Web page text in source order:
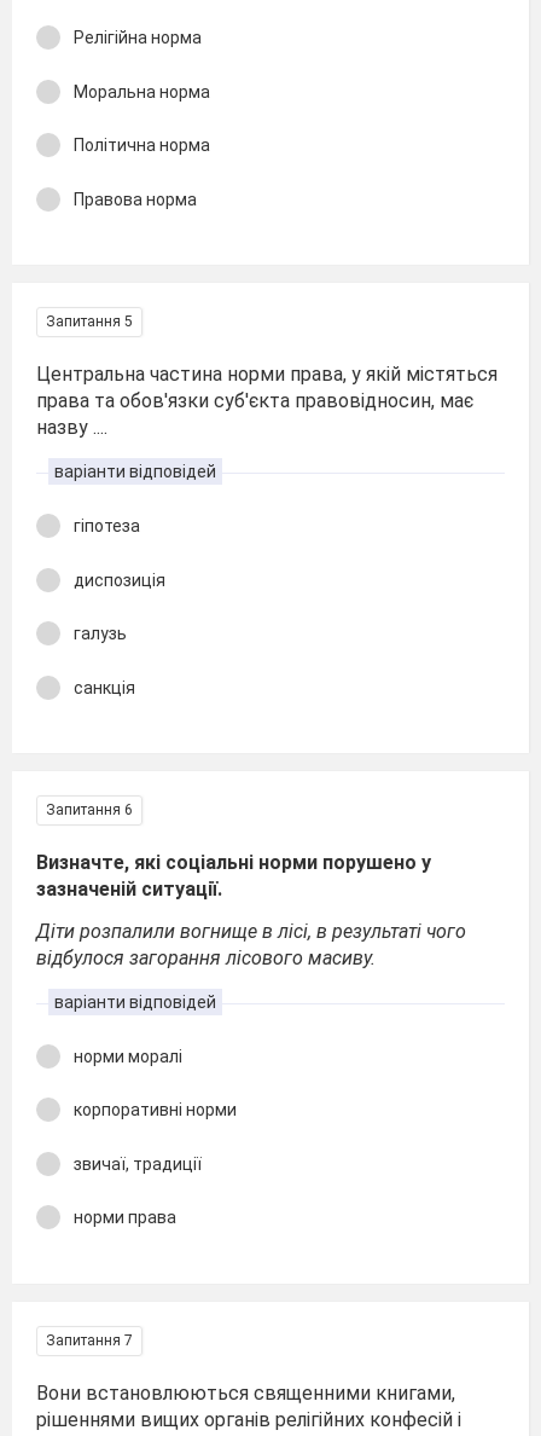
Релігійна норма
Моральна норма
Політична норма
Правова норма
Запитання 5
Центральна частина норми права, у якій містяться
права та обов′язки суб′єкта правовідносин, має
назву ....
варіанти відповідей
гіпотеза
диспозиція
галузь
санкція
Запитання 6
Визначте, які соціальні норми порушено у
зазначеній ситуації.
Діти розпалили вогнище в лісі, в результаті чого
відбулося загорання лісового масиву.
варіанти відповідей
норми моралі
корпоративні норми
звичаї, традиції
норми права
Запитання 7
Вони встановлюються священними книгами,
рішеннями вищих органів релігійних конфесій і